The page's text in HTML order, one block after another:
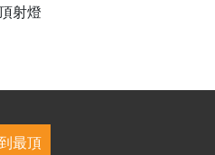
射燈
最頂